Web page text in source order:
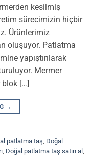
kesilmiş
sürecimizin hiçbir
Ürünlerimiz
oluşuyor. Patlatma
yapıştırılarak
Mermer
blok […]
→
patlatma taş, Doğal
, Doğal patlatma taş satın al ,